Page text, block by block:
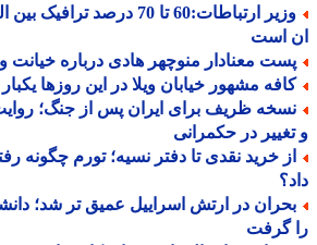
وزیر ارتباطات:60 تا 70 درصد
است
معنادار منوچهر هادی درباره خیانت و
مشهور خیابان ویلا در این روزها
ظریف برای ایران پس از جنگ؛ روایت
در حکمرانی
خرید نقدی تا دفتر نسیه؛ تورم چگونه رفتار
در ارتش اسراییل عمیق تر شد؛
گرفت